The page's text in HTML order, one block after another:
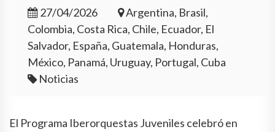
27/04/2026
Argentina, Brasil,
Colombia, Costa Rica, Chile, Ecuador, El
Salvador, España, Guatemala, Honduras,
México, Panamá, Uruguay, Portugal, Cuba
Noticias
El Programa Iberorquestas Juveniles celebró en